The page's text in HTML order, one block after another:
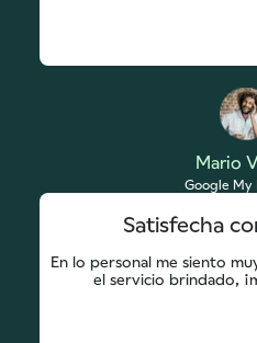
Mario
Google My
Satisfecha
En lo personal me siento
el servicio brindado,